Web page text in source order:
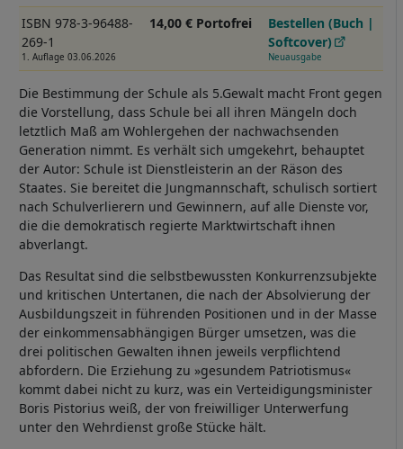
ISBN 978-3-96488-
269-1
1. Auflage 03.06.2026
14,00 € Portofrei
Bestellen (Buch |
Softcover)
Neuausgabe
Die Bestimmung der Schule als 5.Gewalt macht Front gegen
die Vorstellung, dass Schule bei all ihren Mängeln doch
letztlich Maß am Wohlergehen der nachwachsenden
Generation nimmt. Es verhält sich umgekehrt, behauptet
der Autor: Schule ist Dienstleisterin an der Räson des
Staates. Sie bereitet die Jungmannschaft, schulisch sortiert
nach Schulverlierern und Gewinnern, auf alle Dienste vor,
die die demokratisch regierte Marktwirtschaft ihnen
abverlangt.
Das Resultat sind die selbstbewussten Konkurrenzsubjekte
und kritischen Untertanen, die nach der Absolvierung der
Ausbildungszeit in führenden Positionen und in der Masse
der einkommensabhängigen Bürger umsetzen, was die
drei politischen Gewalten ihnen jeweils verpflichtend
abfordern. Die Erziehung zu »gesundem Patriotismus«
kommt dabei nicht zu kurz, was ein Verteidigungsminister
Boris Pistorius weiß, der von freiwilliger Unterwerfung
unter den Wehrdienst große Stücke hält.